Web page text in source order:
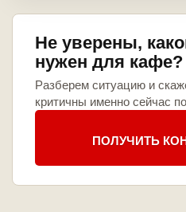
Не уверены,
нужен для кафе?
Разберем ситуацию и
критичны именно сейчас
ПОЛУЧИТЬ